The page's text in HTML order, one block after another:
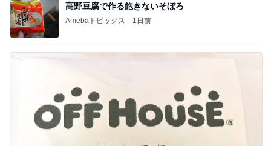
高野豆腐で作る飽きないそぼろ
Amebaトピックス 1日前